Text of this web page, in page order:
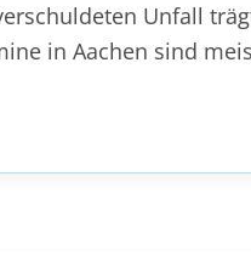
Unfall
in Aachen sind